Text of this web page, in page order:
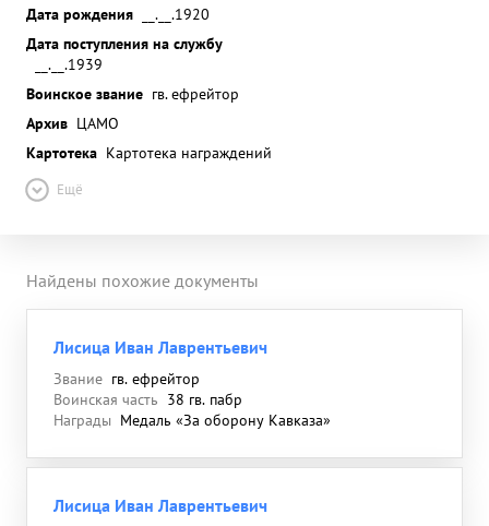
Дата рождения
__.__.1920
Дата поступления на службу
__.__.1939
Воинское звание гв. ефрейтор
Архив ЦАМО
Картотека Картотека награждений
Ещё
Найдены похожие документы
Лисица Иван Лаврентьевич
Звание гв. ефрейтор
Воинская часть 38 гв. пабр
Награды Медаль «За оборону Кавказа»
Лисица Иван Лаврентьевич